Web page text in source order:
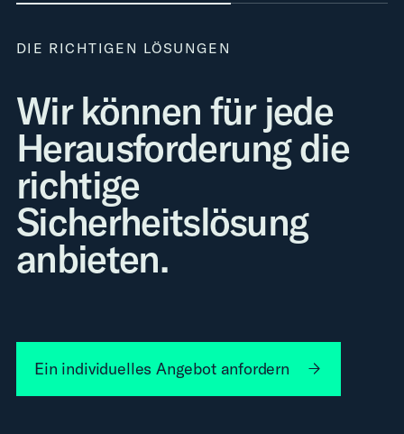
DIE RICHTIGEN LÖSUNGEN
Wir können für jede
Herausforderung die
richtige
Sicherheitslösung
anbieten.
Ein individuelles Angebot anfordern